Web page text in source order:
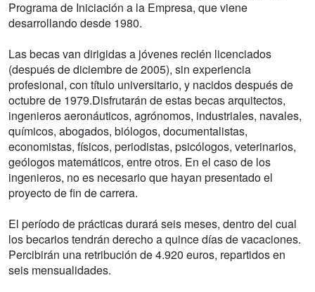
Programa de Iniciación a la Empresa, que viene
desarrollando desde 1980.
Las becas van dirigidas a jóvenes recién licenciados
(después de diciembre de 2005), sin experiencia
profesional, con título universitario, y nacidos después de
octubre de 1979.Disfrutarán de estas becas arquitectos,
ingenieros aeronáuticos, agrónomos, industriales, navales,
químicos, abogados, biólogos, documentalistas,
economistas, físicos, periodistas, psicólogos, veterinarios,
geólogos matemáticos, entre otros. En el caso de los
ingenieros, no es necesario que hayan presentado el
proyecto de fin de carrera.
El período de prácticas durará seis meses, dentro del cual
los becarios tendrán derecho a quince días de vacaciones.
Percibirán una retribución de 4.920 euros, repartidos en
seis mensualidades.